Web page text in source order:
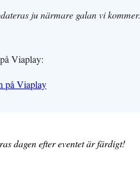
ju närmare galan vi kommer.
Viaplay:
dagen efter eventet är färdigt!